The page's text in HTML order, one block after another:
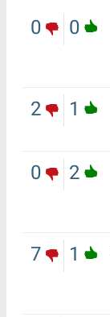
0
0
1
2
2
0
1
7